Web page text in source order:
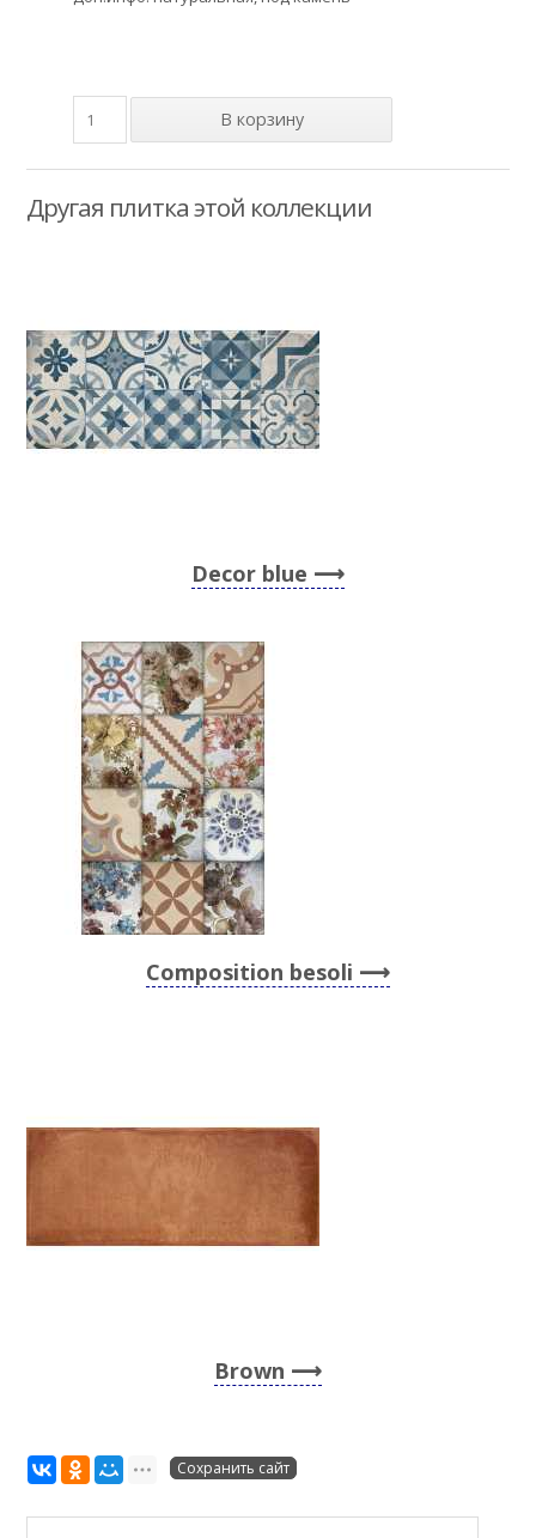
Другая плитка этой коллекции
Decor blue
Composition besoli
Brown
Сохранить сайт